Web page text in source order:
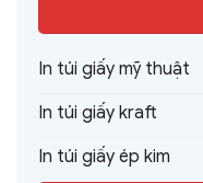
In túi giấy mỹ thuật
In túi giấy kraft
In túi giấy ép kim